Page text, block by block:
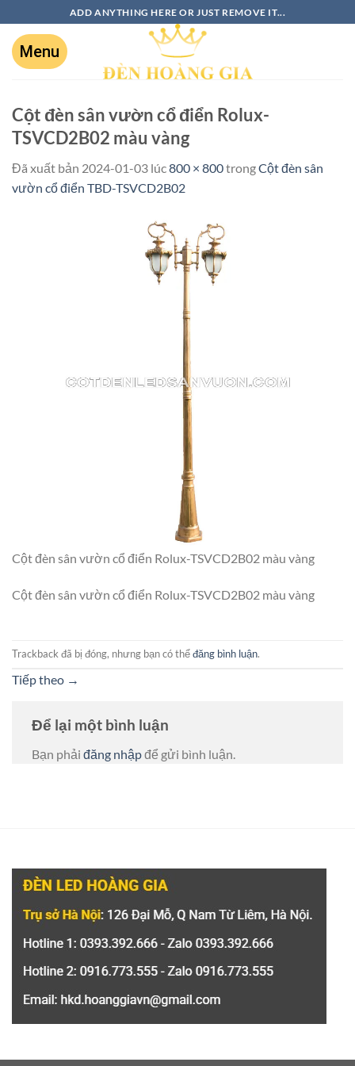
ADD ANYTHING HERE OR JUST REMOVE IT...
Cột đèn sân vườn cổ điển Rolux-
TSVCD2B02 màu vàng
Đã xuất bản 2024-01-03 lúc800 × 800trongCột đèn sân
vườn cổ điển TBD-TSVCD2B02
Cột đèn sân vườn cổ điển Rolux-TSVCD2B02 màu vàng
Cột đèn sân vườn cổ điển Rolux-TSVCD2B02 màu vàng
Trackback đã bị đóng, nhưng bạn có thểđăng bình luận.
Tiếp theo →
Để lại một bình luận
Bạn phải đăng nhậpđể gửi bình luận.